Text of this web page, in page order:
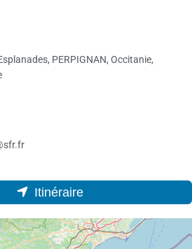
PERPIGNAN, Occitanie,
Itinéraire